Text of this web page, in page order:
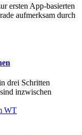
ersten App-basierten
aufmerksam durch
drei Schritten
inzwischen